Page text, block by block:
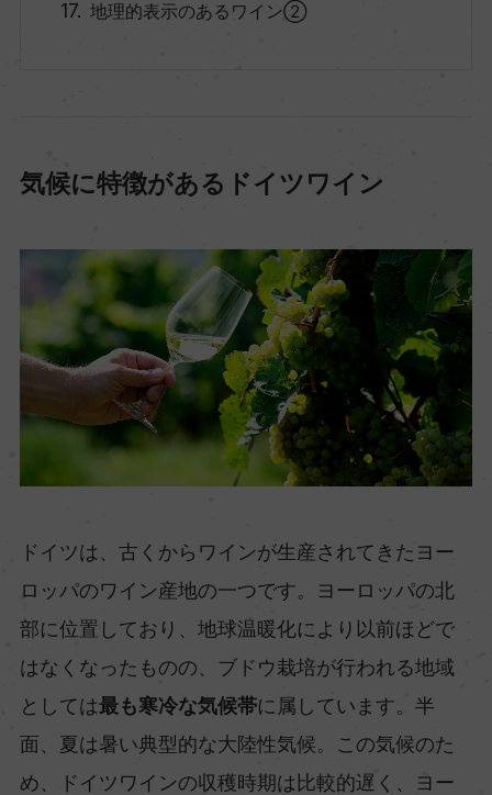
地理的表示のあるワイン②
気候に特徴があるドイツワイン
ドイツは、古くからワインが生産されてきたヨー
ロッパのワイン産地の一つです。ヨーロッパの北
部に位置しており、地球温暖化により以前ほどで
はなくなったものの、ブドウ栽培が行われる地域
としては最も寒冷な気候帯に属しています。半
面、夏は暑い典型的な大陸性気候。この気候のた
め、ドイツワインの収穫時期は比較的遅く、ヨー